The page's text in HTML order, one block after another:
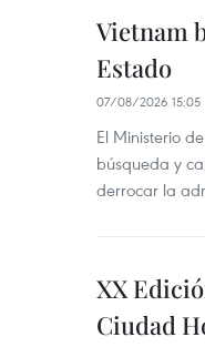
Vietnam
Estado
07/08/2026 15:05
El Ministerio
búsqueda y
derrocar la
XX
Ciudad